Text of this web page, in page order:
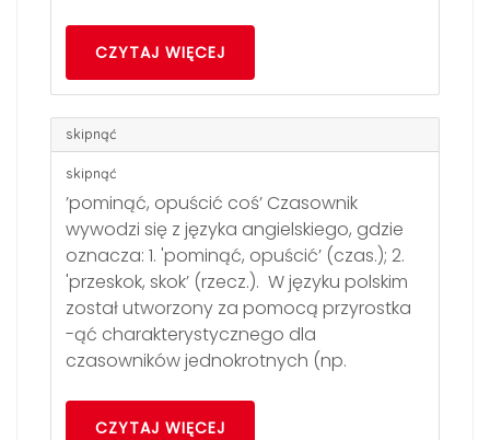
CZYTAJ WIĘCEJ
skipnąć
skipnąć
’pominąć, opuścić coś’ Czasownik
wywodzi się z języka angielskiego, gdzie
oznacza: 1. 'pominąć, opuścić’ (czas.); 2.
'przeskok, skok’ (rzecz.). W języku polskim
został utworzony za pomocą przyrostka
-ąć charakterystycznego dla
czasowników jednokrotnych (np.
CZYTAJ WIĘCEJ